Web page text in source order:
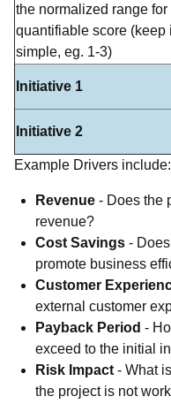
the normalized range for
quantifiable score (keep
simple, eg. 1-3)
Initiative 1
Initiative 2
Example Drivers include:
Revenue - Does the
revenue?
Cost Savings -
promote business
Customer
external customer
Payback Period -
exceed to the initial
Risk Impact - What
the project is not